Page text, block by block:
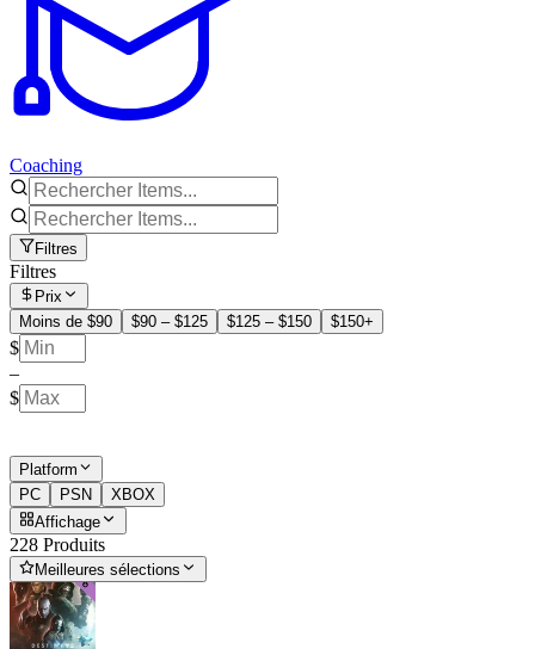
Coaching
Filtres
Filtres
Prix
Moins de $90
$90 – $125 $125 – $150 $150+
$
–
$
Platform
PC
PSN
XBOX
Affichage
228 Produits
Meilleures sélections